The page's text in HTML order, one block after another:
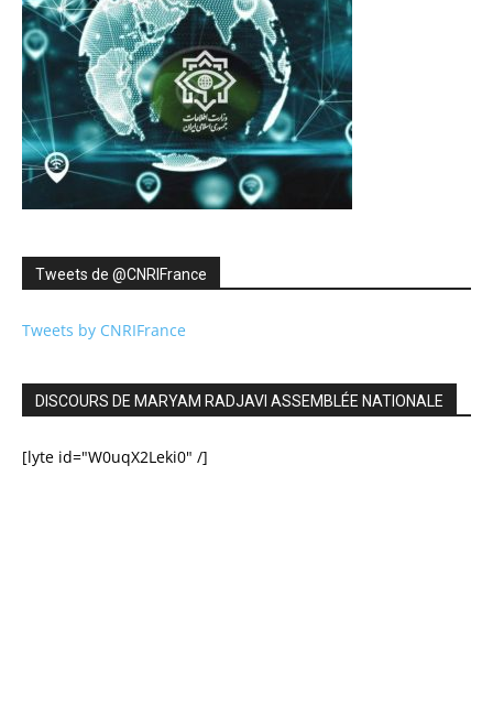
Tweets de ‎@CNRIFrance
Tweets by CNRIFrance
DISCOURS DE MARYAM RADJAVI ASSEMBLÉE NATIONALE
[lyte id="W0uqX2Leki0" /]